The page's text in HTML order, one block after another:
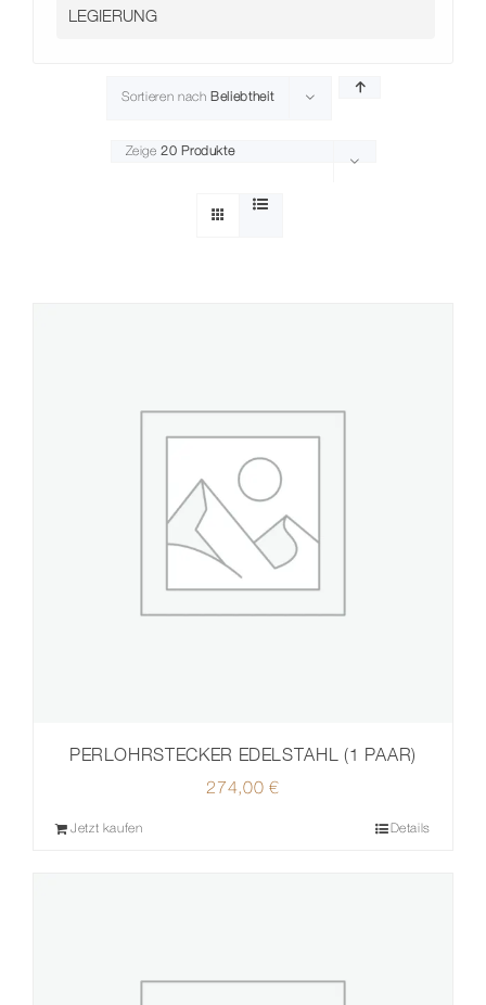
Sortieren nach Beliebtheit
Zeige20 Produkte
PERLOHRSTECKER EDELSTAHL (1 PAAR)
274,00 €
Jetzt kaufen Details